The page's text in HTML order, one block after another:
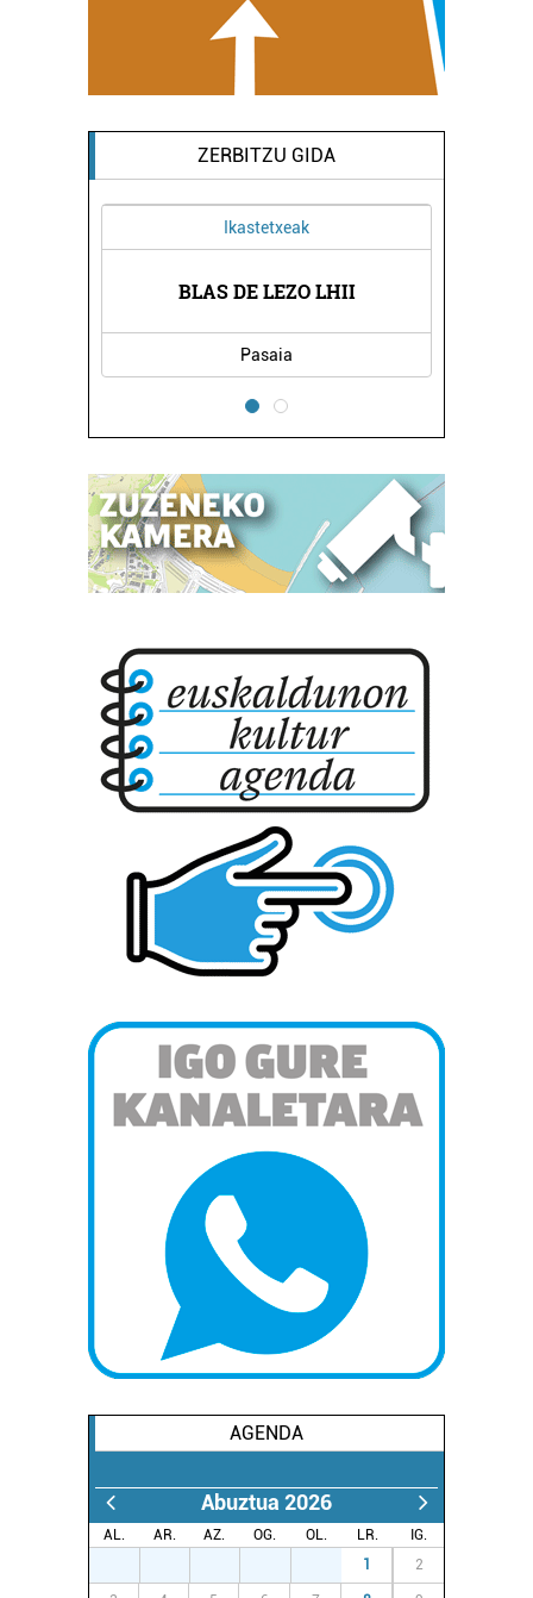
ZERBITZU GIDA
Ikastetxeak
BLAS DE LEZO LHII
Pasaia
AGENDA
Abuztua 2026
AL. AR. AZ. OG. OL. LR.
IG.
1 2